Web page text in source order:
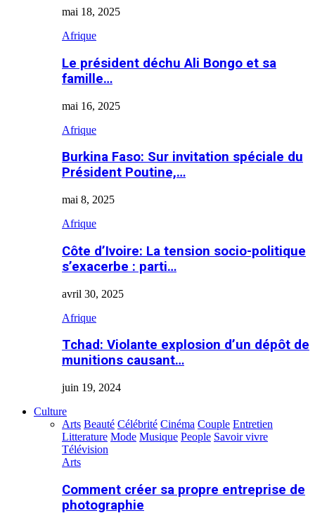
mai 18, 2025
Afrique
Le président déchu Ali Bongo et sa
famille…
mai 16, 2025
Afrique
Burkina Faso: Sur invitation spéciale du
Président Poutine,…
mai 8, 2025
Afrique
Côte d’Ivoire: La tension socio-politique
s’exacerbe : parti…
avril 30, 2025
Afrique
Tchad: Violante explosion d’un dépôt de
munitions causant…
juin 19, 2024
Culture
Arts Beauté Célébrité Cinéma Couple Entretien
Litterature Mode Musique People Savoir vivre
Télévision
Arts
Comment créer sa propre entreprise de
photographie